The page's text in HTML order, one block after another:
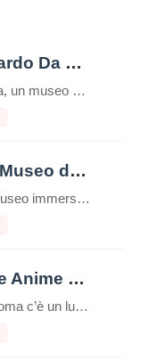
Museo Leonardo Da Vinci Experience
Nel cuore dell’Italia, un museo straordinario invita i visitatori a intraprendere un viaggio affascinante attraverso la mente di uno dei più grandi geni della storia: Leonardo da Vinci. Il Museo Leonardo Da Vinci Experience non è semplicemente un museo tradizionale, ma un’esperienza interattiva che permette di toccare con mano l’eredità del maestro del Rinascimento. Un […]
Vigamus – Il Museo del Videogioco
Il Vigamus è un museo immersivo e interattivo per scoprire origini ed evoluzione dei videgiochi con 100 pannelli illustrati e 36 postazioni-gioco E’ il più grande museo del videogioco in Italia, secondo in Europa per anzianità solo al Museo di Berlino. All’interno è allestita una sala interattiva rivolta ai più giovani, agli studenti e a […]
Il Museo delle Anime del Purgatorio
Lo sapevate? A Roma c’è un luogo unico e inquietante: il Museo delle Anime del Purgatorio. Il museo delle anime del Purgatorio è un’esposizione di documenti e testimonianze allestita in un locale adiacente alla sacrestia della piccola chiesa neogotica del Sacro Cuore del Suffragio a Roma. Tali documenti proverebbero l’esistenza del Purgatorio. La chiesa del […]